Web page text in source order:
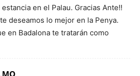
en el Palau. Gracias Ante!!
deseamos lo mejor en la Penya.
en Badalona te tratarán como